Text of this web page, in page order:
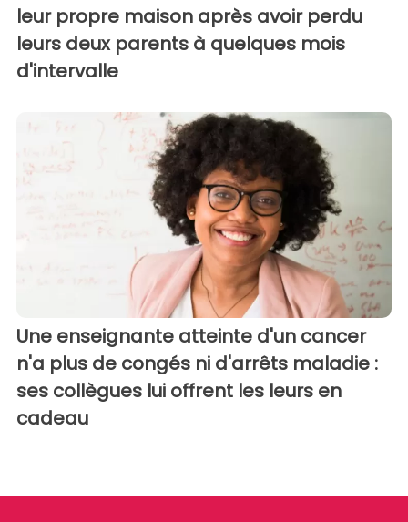
leur propre maison après avoir perdu
leurs deux parents à quelques mois
d'intervalle
Une enseignante atteinte d'un cancer
n'a plus de congés ni d'arrêts maladie :
ses collègues lui offrent les leurs en
cadeau